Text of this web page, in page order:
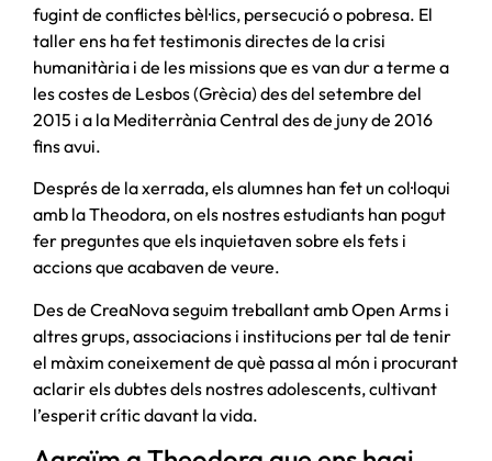
fugint de conflictes bèl·lics, persecució o pobresa. El
taller ens ha fet testimonis directes de la crisi
humanitària i de les missions que es van dur a terme a
les costes de Lesbos (Grècia) des del setembre del
2015 i a la Mediterrània Central des de juny de 2016
fins avui.
Després de la xerrada, els alumnes han fet un col·loqui
amb la Theodora, on els nostres estudiants han pogut
fer preguntes que els inquietaven sobre els fets i
accions que acabaven de veure.
Des de CreaNova seguim treballant amb Open Arms i
altres grups, associacions i institucions per tal de tenir
el màxim coneixement de què passa al món i procurant
aclarir els dubtes dels nostres adolescents, cultivant
l’esperit crític davant la vida.